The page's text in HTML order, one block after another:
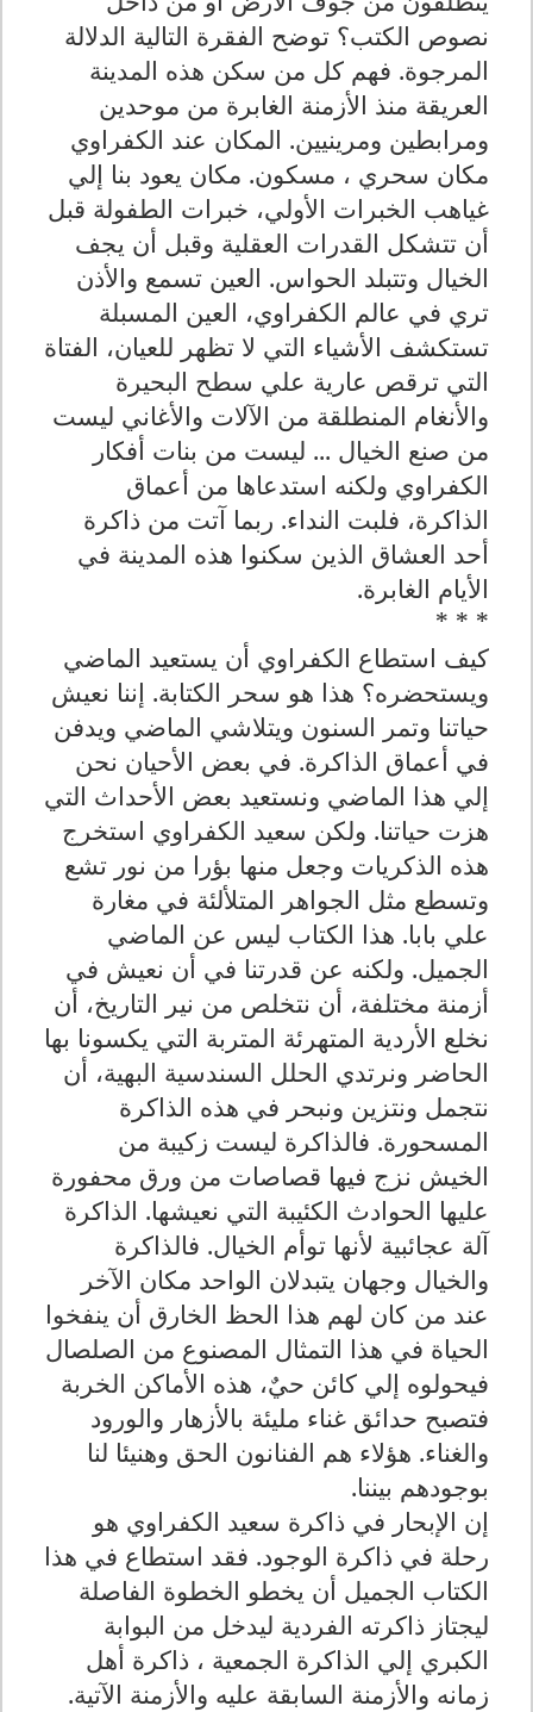
نصوص الكتب؟ توضح الفقرة التالية الدلالة
المرجوة. فهم كل من سكن هذه المدينة
العريقة منذ الأزمنة الغابرة من موحدين
ومرابطين ومرينيين. المكان عند الكفراوي
مكان سحري ، مسكون. مكان يعود بنا إلي
غياهب الخبرات الأولي، خبرات الطفولة قبل
أن تتشكل القدرات العقلية وقبل أن يجف
الخيال وتتبلد الحواس. العين تسمع والأذن
تري في عالم الكفراوي، العين المسبلة
تستكشف الأشياء التي لا تظهر للعيان، الفتاة
التي ترقص عارية علي سطح البحيرة
والأنغام المنطلقة من الآلات والأغاني ليست
من صنع الخيال ... ليست من بنات أفكار
الكفراوي ولكنه استدعاها من أعماق
الذاكرة، فلبت النداء. ربما آتت من ذاكرة
أحد العشاق الذين سكنوا هذه المدينة في
الأيام الغابرة.
* * *
كيف استطاع الكفراوي أن يستعيد الماضي
ويستحضره؟ هذا هو سحر الكتابة. إننا نعيش
حياتنا وتمر السنون ويتلاشي الماضي ويدفن
في أعماق الذاكرة. في بعض الأحيان نحن
إلي هذا الماضي ونستعيد بعض الأحداث التي
هزت حياتنا. ولكن سعيد الكفراوي استخرج
هذه الذكريات وجعل منها بؤرا من نور تشع
وتسطع مثل الجواهر المتلألئة في مغارة
علي بابا. هذا الكتاب ليس عن الماضي
الجميل. ولكنه عن قدرتنا في أن نعيش في
أزمنة مختلفة، أن نتخلص من نير التاريخ، أن
نخلع الأردية المتهرئة المتربة التي يكسونا بها
الحاضر ونرتدي الحلل السندسية البهية، أن
نتجمل ونتزين ونبحر في هذه الذاكرة
المسحورة. فالذاكرة ليست زكيبة من
الخيش نزج فيها قصاصات من ورق محفورة
عليها الحوادث الكئيبة التي نعيشها. الذاكرة
آلة عجائبية لأنها توأم الخيال. فالذاكرة
والخيال وجهان يتبدلان الواحد مكان الآخر
عند من كان لهم هذا الحظ الخارق أن ينفخوا
الحياة في هذا التمثال المصنوع من الصلصال
فيحولوه إلي كائن حيٌ، هذه الأماكن الخربة
فتصبح حدائق غناء مليئة بالأزهار والورود
والغناء. هؤلاء هم الفنانون الحق وهنيئا لنا
بوجودهم بيننا.
إن الإبحار في ذاكرة سعيد الكفراوي هو
رحلة في ذاكرة الوجود. فقد استطاع في هذا
الكتاب الجميل أن يخطو الخطوة الفاصلة
ليجتاز ذاكرته الفردية ليدخل من البوابة
الكبري إلي الذاكرة الجمعية ، ذاكرة أهل
زمانه والأزمنة السابقة عليه والأزمنة الآتية.